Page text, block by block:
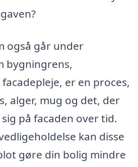
også går under
bygningrens,
er en proces,
alger, mug og det, der
på facaden over tid.
kan disse
gøre din bolig mindre